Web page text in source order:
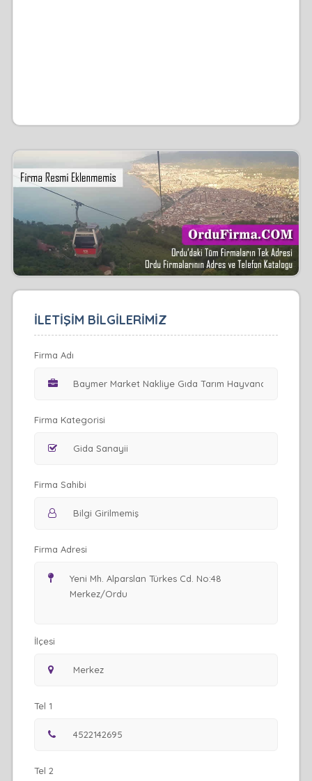
İLETİŞİM BİLGİLERİMİZ
Firma Adı
Firma Kategorisi
Firma Sahibi
Firma Adresi
İlçesi
Tel 1
Tel 2